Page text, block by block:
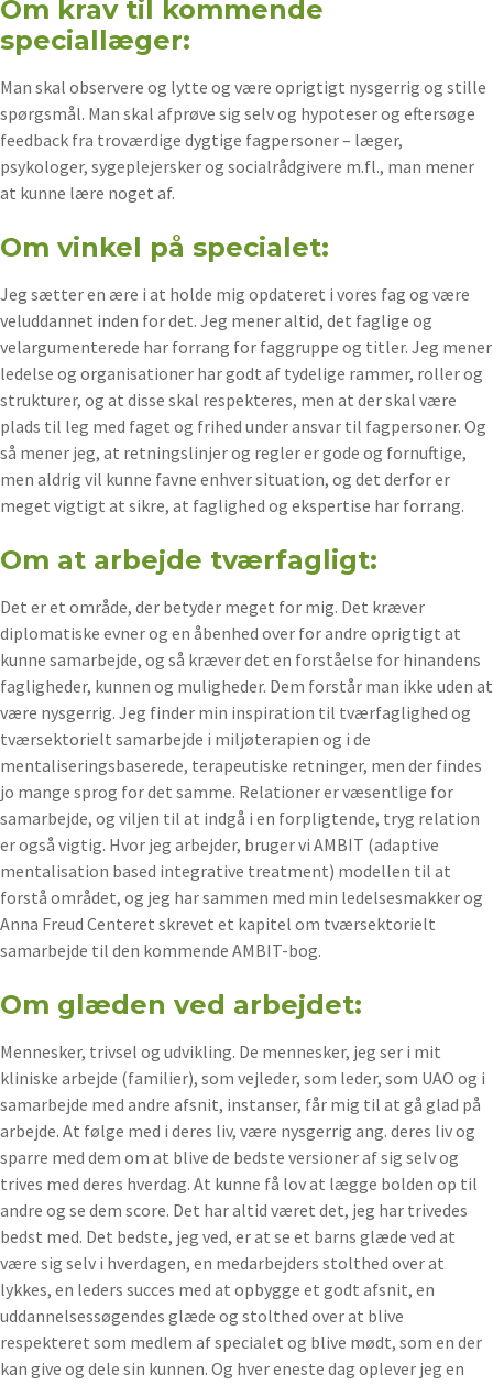
Om krav til kommende
speciallæger:
Man skal observere og lytte og være oprigtigt nysgerrig og stille
spørgsmål. Man skal afprøve sig selv og hypoteser og eftersøge
feedback fra troværdige dygtige fagpersoner – læger,
psykologer, sygeplejersker og socialrådgivere m.fl., man mener
at kunne lære noget af.
Om vinkel på specialet:
Jeg sætter en ære i at holde mig opdateret i vores fag og være
veluddannet inden for det. Jeg mener altid, det faglige og
velargumenterede har forrang for faggruppe og titler. Jeg mener
ledelse og organisationer har godt af tydelige rammer, roller og
strukturer, og at disse skal respekteres, men at der skal være
plads til leg med faget og frihed under ansvar til fagpersoner. Og
så mener jeg, at retningslinjer og regler er gode og fornuftige,
men aldrig vil kunne favne enhver situation, og det derfor er
meget vigtigt at sikre, at faglighed og ekspertise har forrang.
Om at arbejde tværfagligt:
Det er et område, der betyder meget for mig. Det kræver
diplomatiske evner og en åbenhed over for andre oprigtigt at
kunne samarbejde, og så kræver det en forståelse for hinandens
fagligheder, kunnen og muligheder. Dem forstår man ikke uden at
være nysgerrig. Jeg finder min inspiration til tværfaglighed og
tværsektorielt samarbejde i miljøterapien og i de
mentaliseringsbaserede, terapeutiske retninger, men der findes
jo mange sprog for det samme. Relationer er væsentlige for
samarbejde, og viljen til at indgå i en forpligtende, tryg relation
er også vigtig. Hvor jeg arbejder, bruger vi AMBIT (adaptive
mentalisation based integrative treatment) modellen til at
forstå området, og jeg har sammen med min ledelsesmakker og
Anna Freud Centeret skrevet et kapitel om tværsektorielt
samarbejde til den kommende AMBIT-bog.
Om glæden ved arbejdet:
Mennesker, trivsel og udvikling. De mennesker, jeg ser i mit
kliniske arbejde (familier), som vejleder, som leder, som UAO og i
samarbejde med andre afsnit, instanser, får mig til at gå glad på
arbejde. At følge med i deres liv, være nysgerrig ang. deres liv og
sparre med dem om at blive de bedste versioner af sig selv og
trives med deres hverdag. At kunne få lov at lægge bolden op til
andre og se dem score. Det har altid været det, jeg har trivedes
bedst med. Det bedste, jeg ved, er at se et barns glæde ved at
være sig selv i hverdagen, en medarbejders stolthed over at
lykkes, en leders succes med at opbygge et godt afsnit, en
uddannelsessøgendes glæde og stolthed over at blive
respekteret som medlem af specialet og blive mødt, som en der
kan give og dele sin kunnen. Og hver eneste dag oplever jeg en